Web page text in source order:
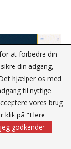
at forbedre din
din adgang,
hjælper os med
til nyttige
vores brug
klik på "Flere
jeg godkender